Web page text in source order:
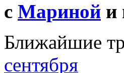
с Мариной и
Ближайшие
сентября